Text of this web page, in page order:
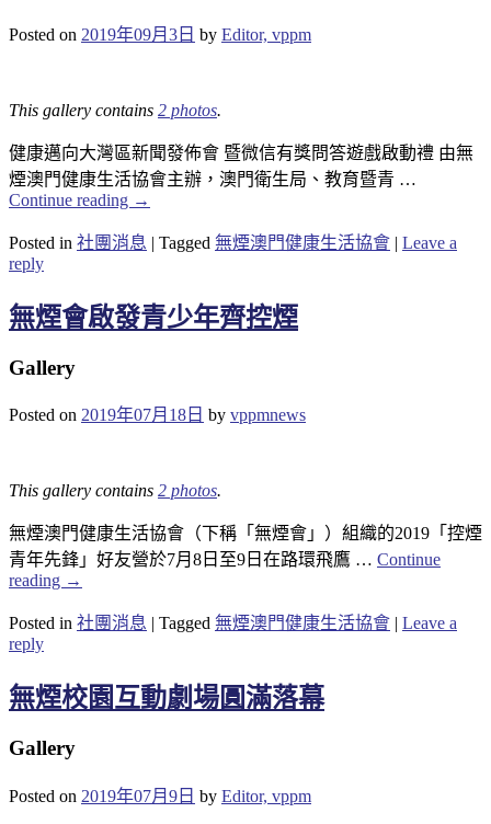
Posted on 2019年09月3日 by Editor, vppm
This gallery contains 2 photos.
健康邁向大灣區新聞發佈會 暨微信有獎問答遊戲啟動禮 由無
煙澳門健康生活協會主辦，澳門衛生局、教育暨青 …
Continue reading →
Posted in 社團消息 | Tagged 無煙澳門健康生活協會 | Leave a
reply
無煙會啟發青少年齊控煙
Gallery
Posted on 2019年07月18日 by vppmnews
This gallery contains 2 photos.
無煙澳門健康生活協會（下稱「無煙會」）組織的2019「控煙
青年先鋒」好友營於7月8日至9日在路環飛鷹 … Continue
reading →
Posted in 社團消息 | Tagged 無煙澳門健康生活協會 | Leave a
reply
無煙校園互動劇場圓滿落幕
Gallery
Posted on 2019年07月9日 by Editor, vppm